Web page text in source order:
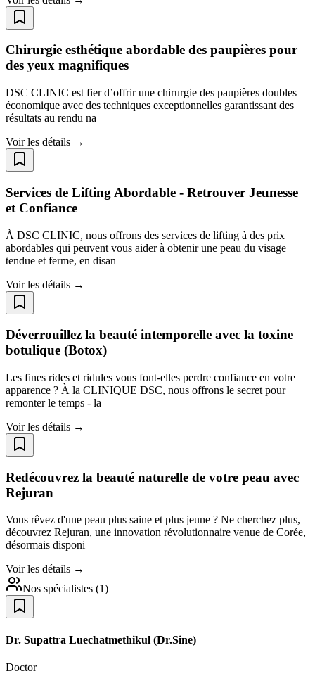
Chirurgie esthétique abordable des paupières pour
des yeux magnifiques
DSC CLINIC est fier d’offrir une chirurgie des paupières doubles
économique avec des techniques exceptionnelles garantissant des
résultats au rendu na
Voir les détails →
Services de Lifting Abordable - Retrouver Jeunesse
et Confiance
À DSC CLINIC, nous offrons des services de lifting à des prix
abordables qui peuvent vous aider à obtenir une peau du visage
tendue et ferme, en disan
Voir les détails →
Déverrouillez la beauté intemporelle avec la toxine
botulique (Botox)
Les fines rides et ridules vous font-elles perdre confiance en votre
apparence ? À la CLINIQUE DSC, nous offrons le secret pour
remonter le temps - la
Voir les détails →
Redécouvrez la beauté naturelle de votre peau avec
Rejuran
Vous rêvez d'une peau plus saine et plus jeune ? Ne cherchez plus,
découvrez Rejuran, une innovation révolutionnaire venue de Corée,
désormais disponi
Voir les détails →
Nos spécialistes (1)
Dr. Supattra Luechatmethikul (Dr.Sine)
Doctor